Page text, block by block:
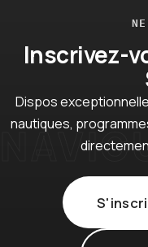
Inscrivez-
Dispos
nautiques,